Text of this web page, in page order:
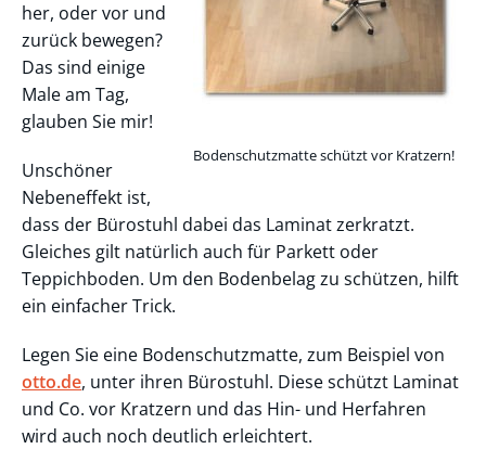
Bodenschutzmatte schützt vor Kratzern!
her, oder vor und
zurück bewegen?
Das sind einige
Male am Tag,
glauben Sie mir!
Unschöner
Nebeneffekt ist,
dass der Bürostuhl dabei das Laminat zerkratzt.
Gleiches gilt natürlich auch für Parkett oder
Teppichboden. Um den Bodenbelag zu schützen, hilft
ein einfacher Trick.
Legen Sie eine Bodenschutzmatte, zum Beispiel von
otto.de, unter ihren Bürostuhl. Diese schützt Laminat
und Co. vor Kratzern und das Hin- und Herfahren
wird auch noch deutlich erleichtert.